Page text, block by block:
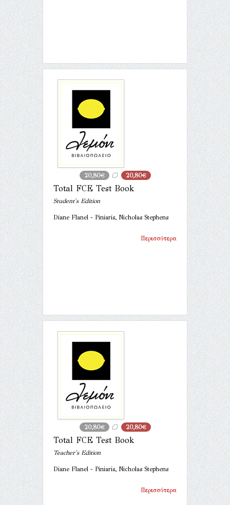
20,80€ 20,80€
Total FCE Test Book
Student's Edition
Diane Flanel - Piniaris, Nicholas Stephens
Περισσότερα
20,80€ 20,80€
Total FCE Test Book
Teacher's Edition
Diane Flanel - Piniaris, Nicholas Stephens
Περισσότερα